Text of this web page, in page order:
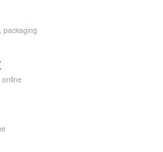
packaging
online